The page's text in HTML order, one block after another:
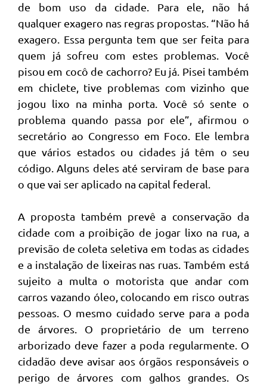
de bom uso da cidade. Para ele, não há
qualquer exagero nas regras propostas. “Não há
exagero. Essa pergunta tem que ser feita para
quem já sofreu com estes problemas. Você
pisou em cocô de cachorro? Eu já. Pisei também
em chiclete, tive problemas com vizinho que
jogou lixo na minha porta. Você só sente o
problema quando passa por ele”, afirmou o
secretário ao Congresso em Foco. Ele lembra
que vários estados ou cidades já têm o seu
código. Alguns deles até serviram de base para
o que vai ser aplicado na capital federal.
A proposta também prevê a conservação da
cidade com a proibição de jogar lixo na rua, a
previsão de coleta seletiva em todas as cidades
e a instalação de lixeiras nas ruas. Também está
sujeito a multa o motorista que andar com
carros vazando óleo, colocando em risco outras
pessoas. O mesmo cuidado serve para a poda
de árvores. O proprietário de um terreno
arborizado deve fazer a poda regularmente. O
cidadão deve avisar aos órgãos responsáveis o
perigo de árvores com galhos grandes. Os